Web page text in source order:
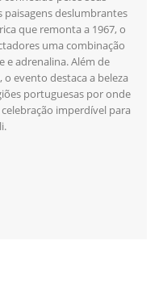
deslumbrantes
que remonta a 1967, o
uma combinação
e adrenalina. Além de
evento destaca a beleza
portuguesas por onde
imperdível para